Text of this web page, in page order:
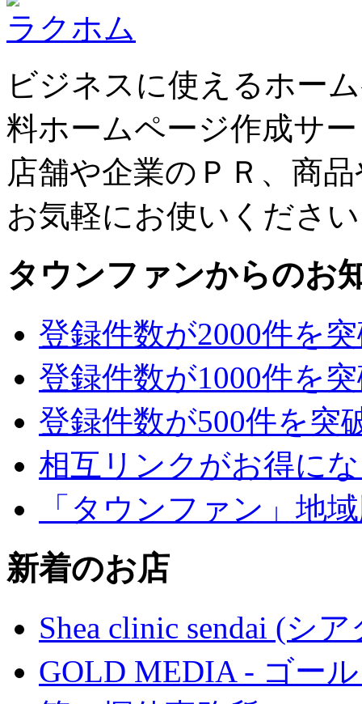
ラクホム
ビジネスに使えるホー
料ホームページ作成サ
店舗や企業のＰＲ、商
お気軽にお使いくださ
タウンファンからのお
登録件数が2000件を
登録件数が1000件を
登録件数が500件を突
相互リンクがお得に
「タウンファン」地
新着のお店
Shea clinic sendai (シ
GOLD MEDIA - ゴー